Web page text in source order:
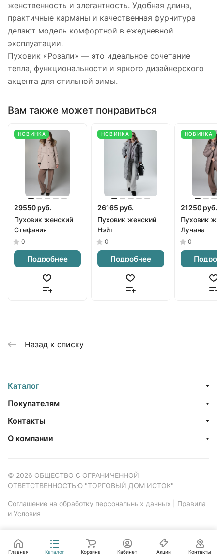
женственность и элегантность. Удобная длина,
практичные карманы и качественная фурнитура
делают модель комфортной в ежедневной
эксплуатации.
Пуховик «Розали» — это идеальное сочетание
тепла, функциональности и яркого дизайнерского
акцента для стильной зимы.
Вам также может понравиться
НОВИНКА
29550 руб.
Пуховик женский
Стефания
0
Подробнее
НОВИНКА
26165 руб.
Пуховик женский
Нэйт
0
Подробнее
НОВИНКА
21250 руб.
Пуховик
Лучана
0
Назад к списку
Каталог
Покупателям
Контакты
О компании
© 2026 ОБЩЕСТВО С ОГРАНИЧЕННОЙ
ОТВЕТСТВЕННОСТЬЮ "ТОРГОВЫЙ ДОМ ИСТОК"
Соглашение на обработку персональных данных
Правила
и Условия
Главная Каталог Корзина Кабинет Акции Контакты